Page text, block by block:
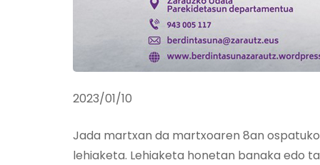
2023/01/10
Jada martxan da martxoaren 8an
lehiaketa. Lehiaketa honetan banaka edo